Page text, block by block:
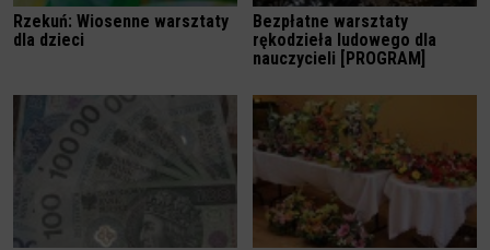
Rzekuń: Wiosenne warsztaty
dla dzieci
Bezpłatne warsztaty
rękodzieła ludowego dla
nauczycieli [PROGRAM]